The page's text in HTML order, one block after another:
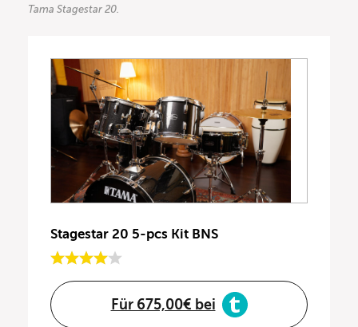
Tama Stagestar 20.
Stagestar 20 5-pcs Kit BNS
Für 675,00€ bei